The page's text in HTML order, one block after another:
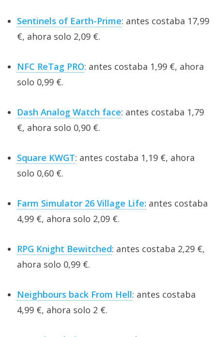
Sentinels of Earth-Prime: antes costaba 17,99
€, ahora solo 2,09 €.
NFC ReTag PRO: antes costaba 1,99 €, ahora
solo 0,99 €.
Dash Analog Watch face: antes costaba 1,79
€, ahora solo 0,90 €.
Square KWGT: antes costaba 1,19 €, ahora
solo 0,60 €.
Farm Simulator 26 Village Life: antes costaba
4,99 €, ahora solo 2,09 €.
RPG Knight Bewitched: antes costaba 2,29 €,
ahora solo 0,99 €.
Neighbours back From Hell: antes costaba
4,99 €, ahora solo 2 €.